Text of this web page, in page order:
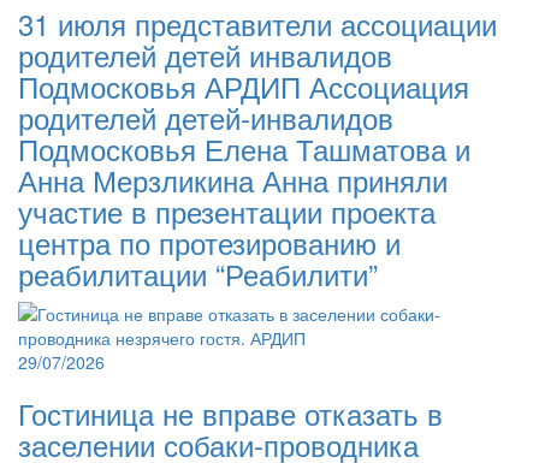
31 июля представители ассоциации
родителей детей инвалидов
Подмосковья АРДИП Ассоциация
родителей детей-инвалидов
Подмосковья Елена Ташматова и
Анна Мерзликина Анна приняли
участие в презентации проекта
центра по протезированию и
реабилитации “Реабилити”
29/07/2026
Гостиница не вправе отказать в
заселении собаки-проводника